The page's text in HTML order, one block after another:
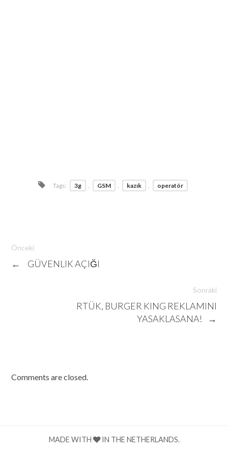
Tags: 3g GSM kazık operatör
Önceki
← GÜVENLIK AÇIĞI
Sonraki
RTÜK, BURGER KING REKLAMINI
YASAKLASANA!
→
Comments are closed.
MADE WITH IN THE NETHERLANDS.